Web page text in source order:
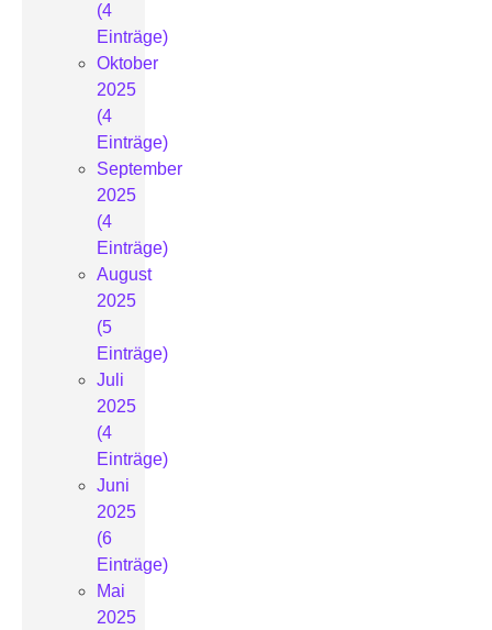
(4
Einträge)
Oktober
2025
(4
Einträge)
September
2025
(4
Einträge)
August
2025
(5
Einträge)
Juli
2025
(4
Einträge)
Juni
2025
(6
Einträge)
Mai
2025